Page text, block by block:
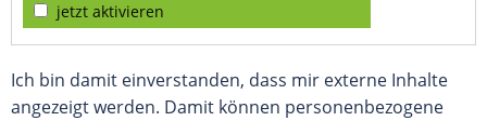
jetzt aktivieren
Ich bin damit einverstanden, dass mir externe Inhalte
angezeigt werden. Damit können personenbezogene